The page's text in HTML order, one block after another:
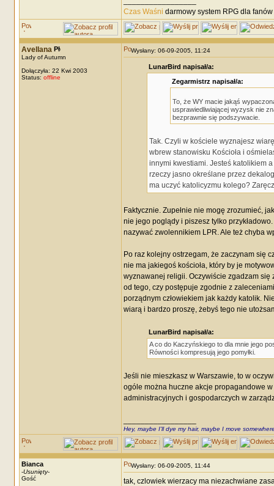
Czas Waśni darmowy system RPG dla
Avellana
Lady of Autumn
Dołączyła: 22 Kwi 2003
Status: offline
Wysłany: 06-09-2005, 11:24
LunarBird napisał/a:
Zegarmistrz napisał/a:
To, że WY macie jakąś
usprawiedliwiającej wyzysk nie
bezprawnie się podszywacie.
Tak. Czyli w kościele wyznajesz
wbrew stanowisku Kościoła i
innymi kwestiami. Jesteś katolikiem
rzeczy jasno określane przez
ma uczyć katolicyzmu kolego?
Faktycznie. Zupełnie nie mogę zrozumieć,
nie jego poglądy i piszesz tylko
nazywać zwolennikiem LPR. Ale też chyba
Po raz kolejny ostrzegam, że zaczynam się
nie ma jakiegoś kościoła, który by je
wyznawanej religii. Oczywiście zgadzam się
od tego, czy postępuje zgodnie z
porządnym człowiekiem jak każdy katolik.
wiarą i bardzo proszę, żebyś tego nie
LunarBird napisał/a:
A co do Kaczyńskiego to dla mnie jego
Równości kompresują jego pomyłki.
Jeśli nie mieszkasz w Warszawie, to w
ogóle można huczne akcje propagandowe
administracyjnych i gospodarczych w
Hey, maybe I'll dye my hair, maybe I move
Bianca
-Usunięty-
Gość
Wysłany: 06-09-2005, 11:44
tak, czlowiek wierzacy ma niezachwiane